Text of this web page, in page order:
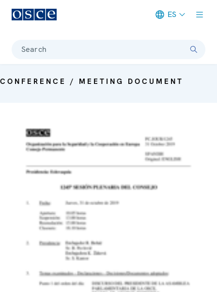
ES
Search
CONFERENCE / MEETING DOCUMENT